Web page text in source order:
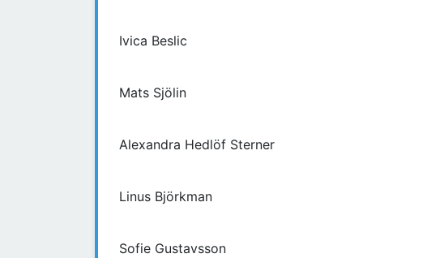
Ivica Beslic
Mats Sjölin
Alexandra Hedlöf Sterner
Linus Björkman
Sofie Gustavsson